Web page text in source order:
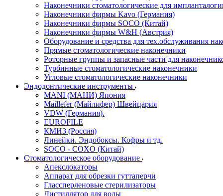
Наконечники стоматологические для
Наконечники фирмы Kavo (Германия)
Наконечники фирмы SOCO (Китай)
Наконечники фирмы W&H (Австрия)
Оборудование и средства для тех.обслуживания
Прямые стоматологические наконечники
Роторные группы и запасные части для
Турбинные стоматологические наконечники
Угловые стоматологические наконечники
Эндодонтические инструменты
MANI (МАНИ) Япония
Maillefer (Майлифер) Швейцария
VDW (Германия).
EUROFILE
КМИЗ (Россия)
Линейки. Эндобоксы. Кофры и тд.
SOCO - COXO (Китай)
Стоматологическое оборудование
Апекслокаторы
Аппарат для обрезки гуттаперчи
Глассперленовые стерилизаторы
Дистиллятор для воды